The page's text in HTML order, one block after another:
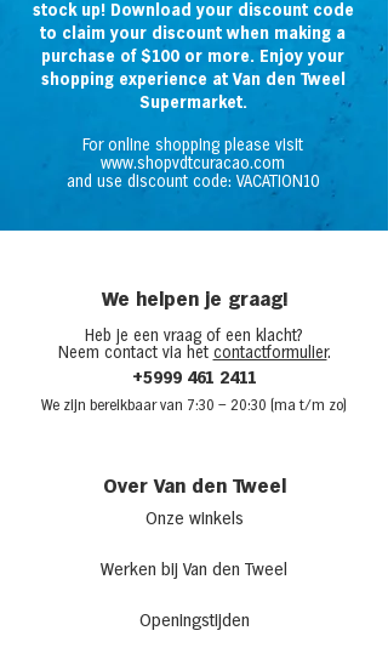
stock up! Download your discount code
to claim your discount when making a
purchase of $100 or more. Enjoy your
shopping experience at Van den Tweel
Supermarket.
For online shopping please visit
www.shopvdtcuracao.com
and use discount code: VACATION10
We helpen je graag!
Heb je een vraag of een klacht?
Neem contact via het contactformulier.
+5999 461 2411
We zijn bereikbaar van 7:30 – 20:30 (ma t/m zo)
Over Van den Tweel
Onze winkels
Werken bij Van den Tweel
Openingstijden